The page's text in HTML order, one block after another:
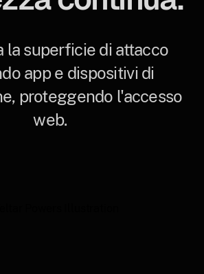
la superficie di attacco
app e dispositivi di
proteggendo l'accesso
web.